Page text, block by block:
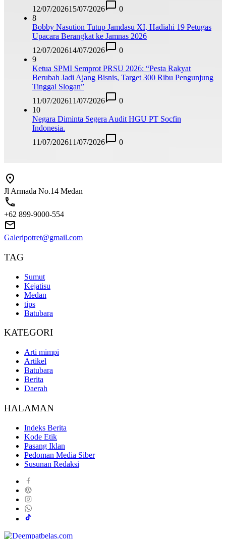
12/07/202615/07/2026
0
8
Bobby Nasution Tutup Jamdasu XI, Hadiahi 19 Petugas
Upacara Berangkat ke Jamnas 2026
12/07/202614/07/2026
0
9
Ketua SPMI Semprot PRSU 2026: “Pesta Rakyat
Berubah Jadi Ajang Bisnis, Target 300 Ribu Pengunjung
Tinggal Slogan”
11/07/202611/07/2026
0
10
Negara Diminta Segera Audit HGU PT Socfin
Indonesia.
11/07/202611/07/2026 0
Jl Armada No.14 Medan
+62 899-9000-554
Galeripotret@gmail.com
TAG
Sumut
Kejatisu
Medan
tips
Batubara
KATEGORI
Arti mimpi
Artikel
Batubara
Berita
Daerah
HALAMAN
Indeks Berita
Kode Etik
Pasang Iklan
Pedoman Media Siber
Susunan Redaksi